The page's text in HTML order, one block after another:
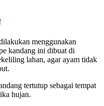
menggunakan
kandang ini dibuat di
lahan, agar ayam tidak
tertutup sebagai tempat
hujan.